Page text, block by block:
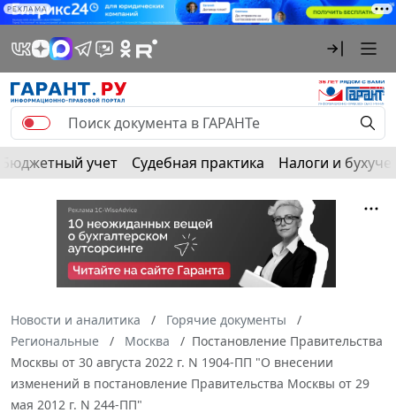
РЕКЛАМА
Бюджетный учет Судебная практика Налоги и
Новости и аналитика
Горячие документы
Региональные
Москва
Постановление Правительства
Москвы от 30 августа 2022 г. N 1904-ПП "О внесении
изменений в постановление Правительства Москвы от 29
мая 2012 г. N 244-ПП"